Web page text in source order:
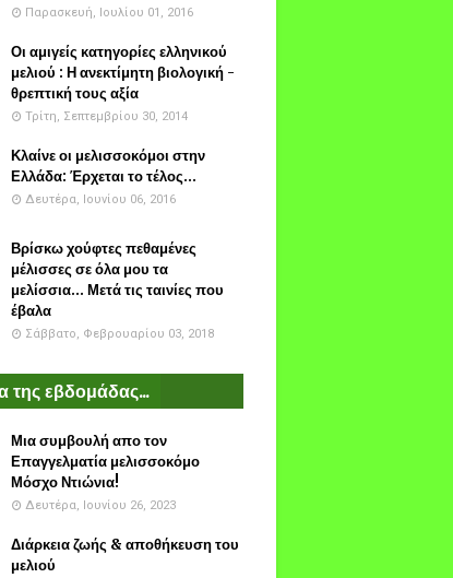
Παρασκευή, Ιουλίου 01, 2016
Οι αμιγείς κατηγορίες ελληνικού
μελιού : Η ανεκτίμητη βιολογική -
θρεπτική τους αξία
Τρίτη, Σεπτεμβρίου 30, 2014
Κλαίνε οι μελισσοκόμοι στην
Ελλάδα: Έρχεται το τέλος...
Δευτέρα, Ιουνίου 06, 2016
Βρίσκω χούφτες πεθαμένες
μέλισσες σε όλα μου τα
μελίσσια... Μετά τις ταινίες που
έβαλα
Σάββατο, Φεβρουαρίου 03, 2018
της εβδομάδας...
Μια συμβουλή απο τον
Επαγγελματία μελισσοκόμο
Μόσχο Ντιώνια!
Δευτέρα, Ιουνίου 26, 2023
Διάρκεια ζωής & αποθήκευση του
μελιού